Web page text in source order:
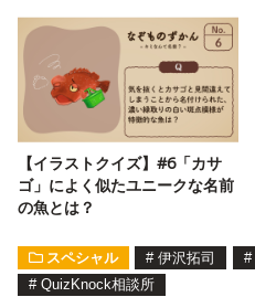
【イラストクイズ】#6「カサ
ゴ」によく似たユニークな名前
の魚とは？
スペシャル # 伊沢拓司 #
# QuizKnock相談所